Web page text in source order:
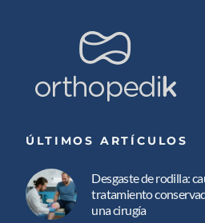
ÚLTIMOS ARTÍCULOS
Desgaste de rodilla:
tratamiento
una cirugía